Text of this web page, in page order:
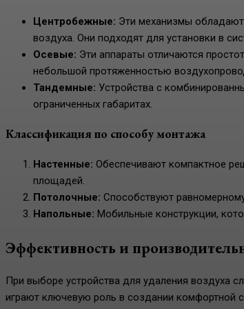
Центробежные: Эти механизмы
воздуха. Они подходят для установки в
Осевые: Эти аппараты отличаются
небольшой протяженностью
Тандемные: Устройства с
ограниченных габаритах.
Классификация по способу монтажа
Настенные: Обеспечивают компактное
площадей.
Потолочные: Способствуют
Напольные: Мобильные конструкции,
Эффективность и
При выборе устройства для удаления воздуха
играют ключевую роль в создании комфортной